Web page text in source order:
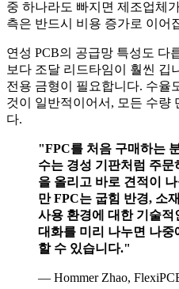
중 하나라도 빠지면 제조업체
측은 반드시 비용 증가로 이어
연성 PCB의 공급망 특성도 다
보다 조달 리드타임이 훨씬 깁
전용 금형이 필요합니다. 수율
것이 일반적이어서, 모든 수량
다.
"FPC를 처음 구매하는
수는 경성 기판처럼 주문
을 올리고 바로 견적이
만 FPC는 굽힘 반경, 소
사용 환경에 대한 기술적
대화를 미리 나누면 나중
할 수 있습니다."
— Hommer Zhao,